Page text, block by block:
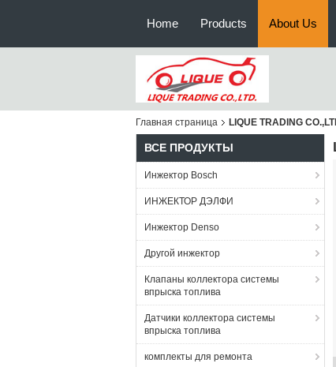
Home Products About Us
Главная страница LIQUE TRADING
ВСЕ ПРОДУКТЫ
Инжектор Bosch
ИНЖЕКТОР ДЭЛФИ
Инжектор Denso
Другой инжектор
Клапаны коллектора системы
впрыска топлива
Датчики коллектора системы
впрыска топлива
комплекты для ремонта